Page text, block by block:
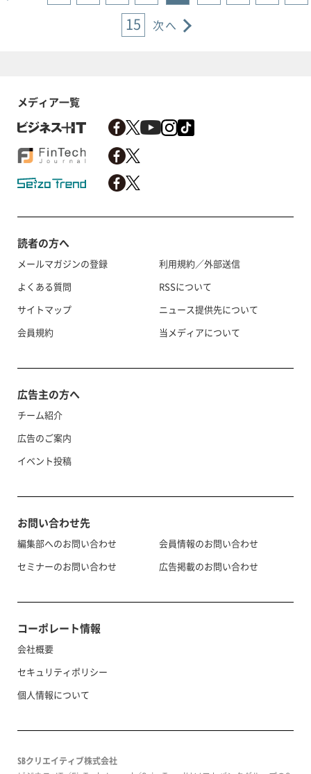
15
次へ
メディア一覧
読者の方へ
メールマガジンの登録
よくある質問
サイトマップ
会員規約
利用規約／外部送信
RSSについて
ニュース提供先について
当メディアについて
広告主の方へ
チーム紹介
広告のご案内
イベント投稿
お問い合わせ先
編集部へのお問い合わせ
セミナーのお問い合わせ
会員情報のお問い合わせ
広告掲載のお問い合わせ
コーポレート情報
会社概要
セキュリティポリシー
個人情報について
SBクリエイティブ株式会社